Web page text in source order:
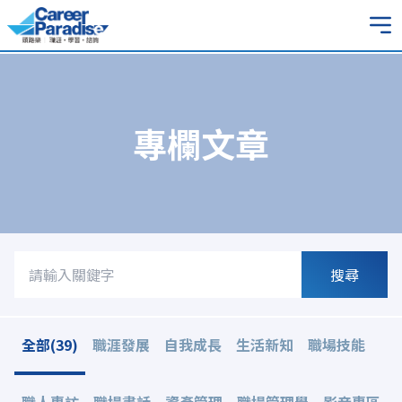
專欄文章
搜尋
全部(39) 職涯發展 自我成長 生活新知 職場技能